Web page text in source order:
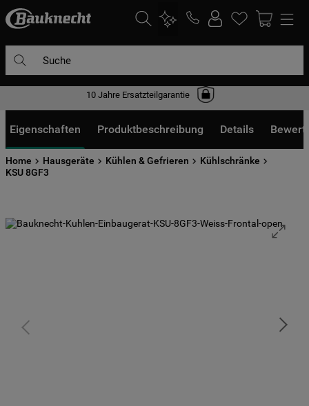
10 Jahre Ersatzteilgarantie
Eigenschaften Produktbeschreibung Details
Home Hausgeräte Kühlen & Gefrieren
Kühlschränke
KSU 8GF3
DIE HÄUFIGSTEN SUCHANFRAGEN
2. geschirrspülern
3.
trockner